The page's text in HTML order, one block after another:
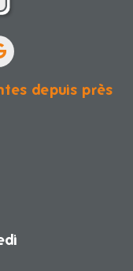
depuis près